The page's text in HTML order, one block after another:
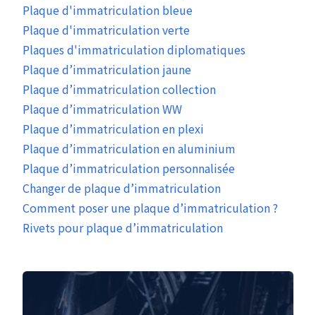
Plaque d'immatriculation bleue
Plaque d'immatriculation verte
Plaques d'immatriculation diplomatiques
Plaque d’immatriculation jaune
Plaque d’immatriculation collection
Plaque d’immatriculation WW
Plaque d’immatriculation en plexi
Plaque d’immatriculation en aluminium
Plaque d’immatriculation personnalisée
Changer de plaque d’immatriculation
Comment poser une plaque d’immatriculation ?
Rivets pour plaque d’immatriculation